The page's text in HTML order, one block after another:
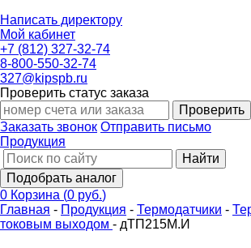
Написать директору
Мой кабинет
+7 (812) 327-32-74
8-800-550-32-74
327@kipspb.ru
Проверить статус заказа
Проверить
Заказать звонок Отправить письмо
Продукция
Найти
Подобрать аналог
0 Корзина (0 руб.)
Главная - Продукция - Термодатчики -
токовым выходом - дТП215М.И